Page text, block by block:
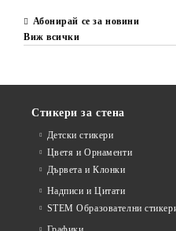
Абонирай се за новини
Виж всички
Стикери за стена
Детски стикери
Цветя и Орнаменти
Дървета и Клонки
Надписи и Цитати
STEM Образователни